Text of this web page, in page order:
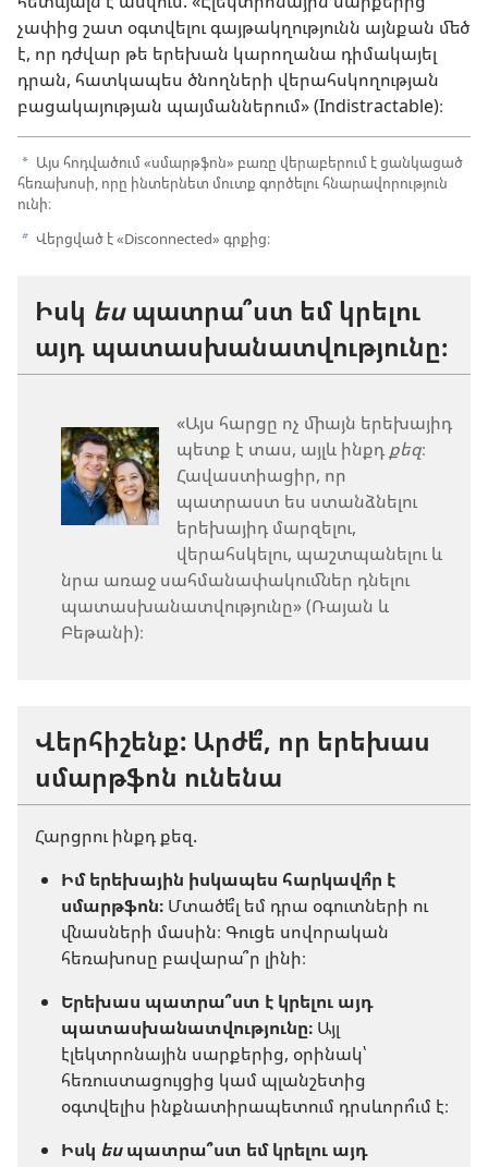
չափից շատ օգտվելու գայթակղությունն այնքան մեծ
է, որ դժվար թե երեխան կարողանա դիմակայել
դրան, հատկապես ծնողների վերահսկողության
բացակայության պայմաններում» (Indistractable)։
a Այս հոդվածում «սմարթֆոն» բառը վերաբերում է ցանկացած
հեռախոսի, որը ինտերնետ մուտք գործելու հնարավորություն
ունի։
b Վերցված է «Disconnected» գրքից։
Իսկ եսպատրա՞ստ եմ կրելու
այդ պատասխանատվությունը։
«Այս հարցը ոչ միայն երեխայիդ
պետք է տաս, այլև ինքդ քեզ։
Հավաստիացիր, որ
պատրաստ ես ստանձնելու
երեխայիդ մարզելու,
վերահսկելու, պաշտպանելու և
նրա առաջ սահմանափակումներ դնելու
պատասխանատվությունը» (Ռայան և
Բեթանի)։
Վերհիշենք: Արժե՞, որ երեխաս
սմարթֆոն ունենա
Հարցրու ինքդ քեզ.
Իմ երեխային իսկապես հարկավո՞ր է
սմարթֆոն։ Մտածե՞լ եմ դրա օգուտների ու
վնասների մասին։ Գուցե սովորական
հեռախոսը բավարա՞ր լինի։
Երեխաս պատրա՞ստ է կրելու այդ
պատասխանատվությունը։ Այլ
էլեկտրոնային սարքերից, օրինակ՝
հեռուստացույցից կամ պլանշետից
օգտվելիս ինքնատիրապետում դրսևորո՞ւմ է։
Իսկ եսպատրա՞ստ եմ կրելու այդ